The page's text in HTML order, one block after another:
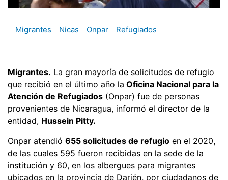
Migrantes Nicas Onpar Refugiados
Migrantes. La gran mayoría de solicitudes de refugio
que recibió en el último año la Oficina Nacional para la
Atención de Refugiados (Onpar) fue de personas
provenientes de Nicaragua, informó el director de la
entidad, Hussein Pitty.
Onpar atendió 655 solicitudes de refugio en el 2020,
de las cuales 595 fueron recibidas en la sede de la
institución y 60, en los albergues para migrantes
ubicados en la provincia de Darién, por ciudadanos de